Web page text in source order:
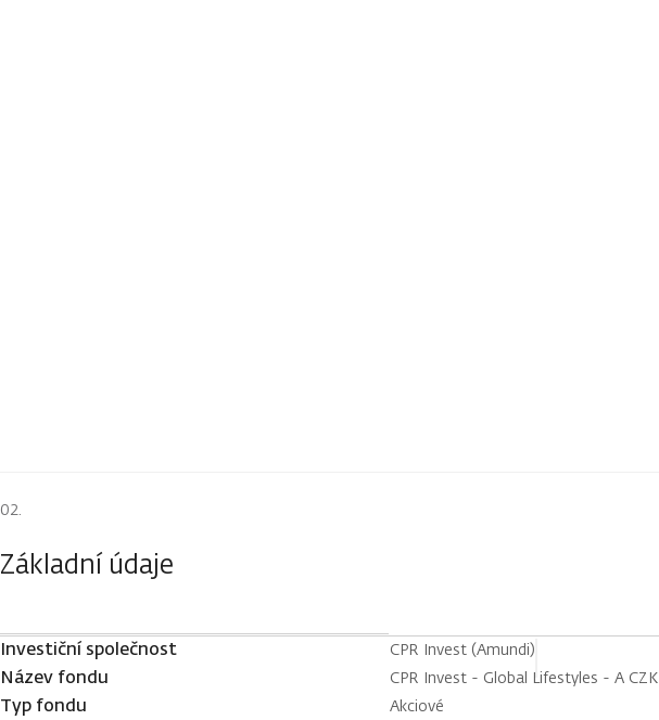
Základní údaje
Investiční společnost CPR Invest (Amundi)
Název fondu CPR Invest - Global Lifestyles - A CZK
Typ fondu Akciové